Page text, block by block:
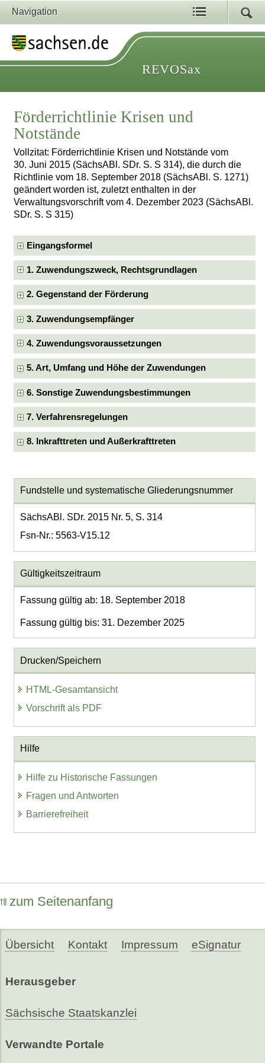
Navigation
REVOSax
Förderrichtlinie Krisen und
Notstände
Vollzitat: Förderrichtlinie Krisen und Notstände vom
30. Juni 2015 (SächsABl. SDr. S. S 314), die durch die
Richtlinie vom 18. September 2018 (SächsABl. S. 1271)
geändert worden ist, zuletzt enthalten in der
Verwaltungsvorschrift vom 4. Dezember 2023 (SächsABl.
SDr. S. S 315)
Eingangsformel
1. Zuwendungszweck, Rechtsgrundlagen
2. Gegenstand der Förderung
3. Zuwendungsempfänger
4. Zuwendungsvoraussetzungen
5. Art, Umfang und Höhe der Zuwendungen
6. Sonstige Zuwendungsbestimmungen
7. Verfahrensregelungen
8. Inkrafttreten und Außerkrafttreten
Fundstelle und systematische Gliederungsnummer
SächsABl. SDr. 2015 Nr. 5, S. 314
Fsn-Nr.: 5563-V15.12
Gültigkeitszeitraum
Fassung gültig ab: 18. September 2018
Fassung gültig bis: 31. Dezember 2025
Drucken/Speichern
HTML-Gesamtansicht
Vorschrift als PDF
Hilfe
Hilfe zu Historische Fassungen
Fragen und Antworten
Barrierefreiheit
zum Seitenanfang
Übersicht Kontakt Impressum eSignatur
Herausgeber
Sächsische Staatskanzlei
Verwandte Portale